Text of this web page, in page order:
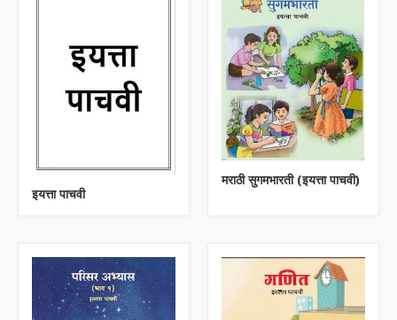
इयत्ता पाचवी
मराठी सुगमभारती (इयत्ता पाचवी)